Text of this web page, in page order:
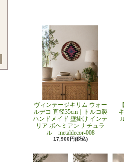
ヴィンテージキリム ウォー
ルデコ 直径35cm｜トルコ製
ハンドメイド 壁掛け インテ
リア ボヘミアン ナチュラ
ル metaldecor-008
17,900円(税込)